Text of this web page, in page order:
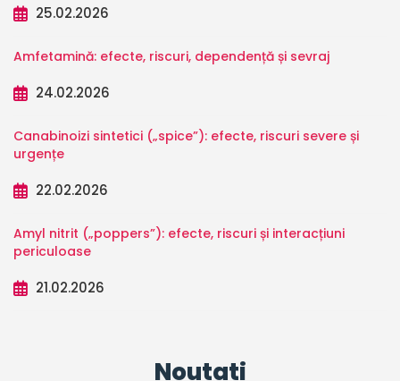
25.02.2026
Amfetamină: efecte, riscuri, dependență și sevraj
24.02.2026
Canabinoizi sintetici („spice”): efecte, riscuri severe și
urgențe
22.02.2026
Amyl nitrit („poppers”): efecte, riscuri și interacțiuni
periculoase
21.02.2026
Noutati